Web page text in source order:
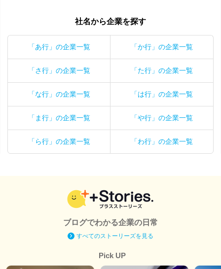
社名から企業を探す
「あ行」の企業一覧 「か行」の企業一覧
「さ行」の企業一覧 「た行」の企業一覧
「な行」の企業一覧 「は行」の企業一覧
「ま行」の企業一覧 「や行」の企業一覧
「ら行」の企業一覧 「わ行」の企業一覧
ブログでわかる企業の日常
すべてのストーリーズを見る
Pick UP